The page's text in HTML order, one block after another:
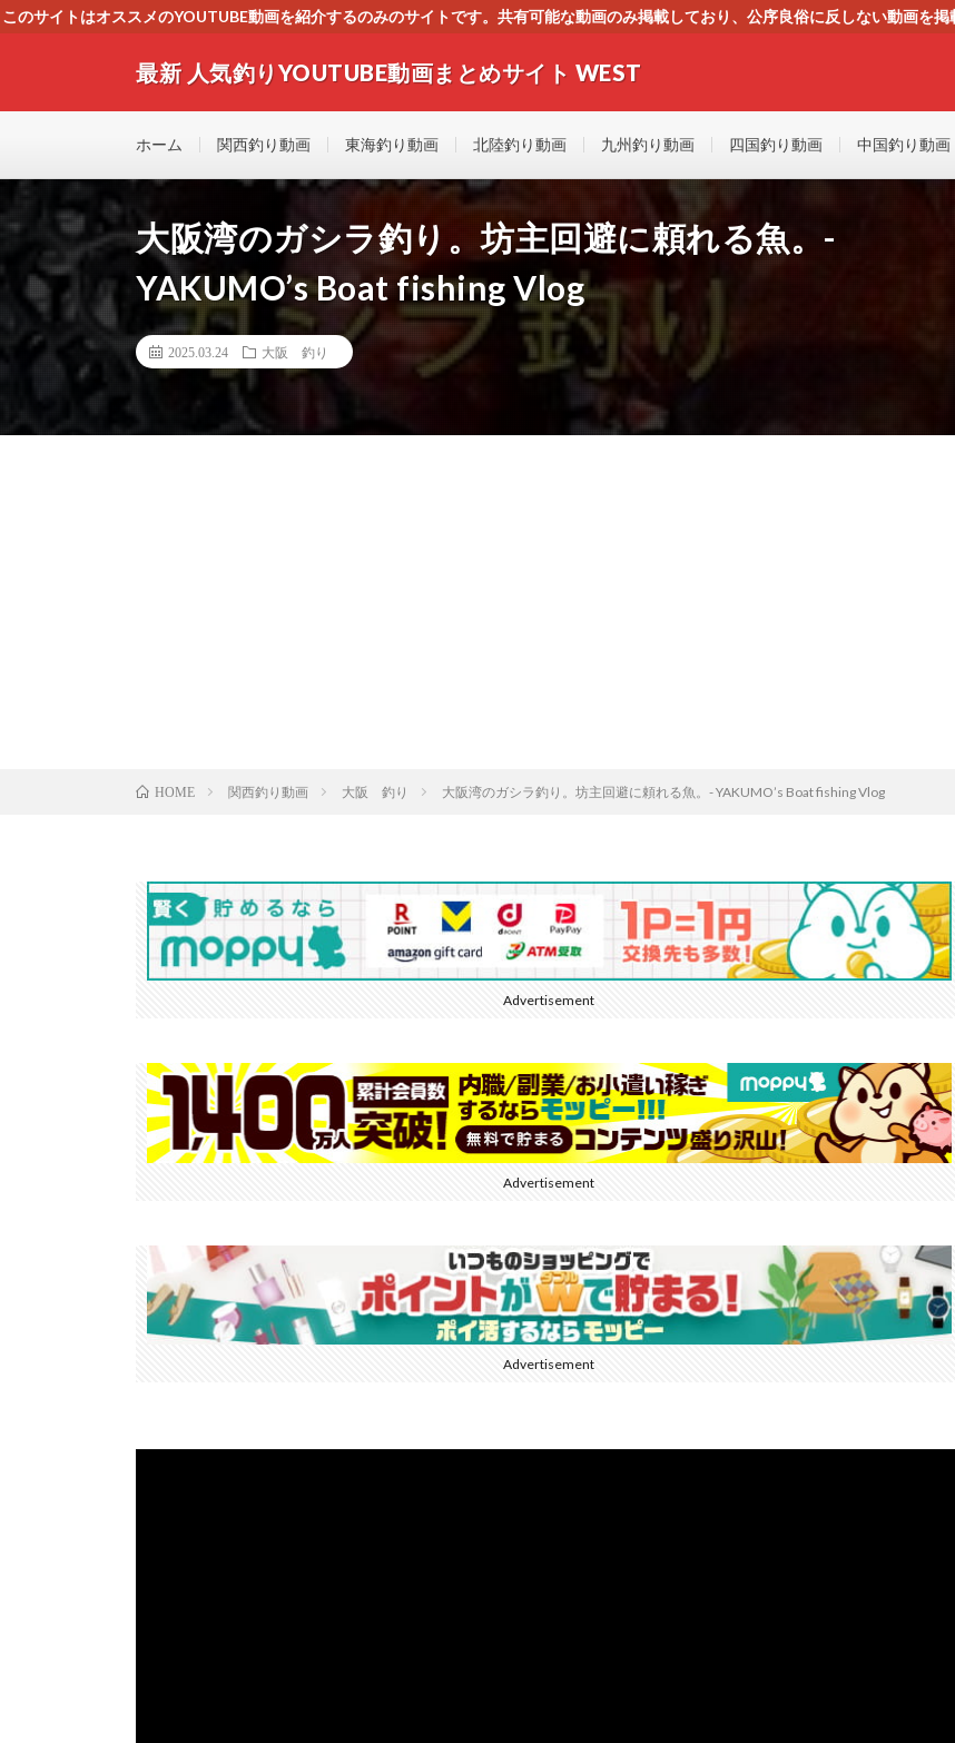
このサイトはオススメのYOUTUBE動画を紹介するのみのサイトです。共有可能な動画のみ掲載しており、公序良俗に反しない動画を
最新 人気釣りYOUTUBE動画まとめサイト WEST
す！！
ホーム 関西釣り動画 東海釣り動画 北陸釣り動画 九州釣り動画 四国釣り動画 中国釣り動画
大阪湾のガシラ釣り。坊主回避に頼れる魚。-
YAKUMO’s Boat fishing Vlog
2025.03.24 大阪 釣り
HOME 関西釣り動画 大阪 釣り 大阪湾のガシラ釣り。坊主回避に頼れる魚。- YAKUMO’s Boat fishing Vlog
Advertisement
Advertisement
Advertisement